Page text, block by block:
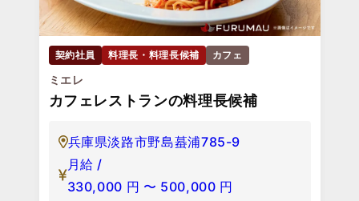
契約社員 料理長・料理長候補 カフェ
ミエレ
カフェレストランの料理長候補
兵庫県淡路市野島蟇浦785-9
月給 /
330,000 円 〜 500,000 円